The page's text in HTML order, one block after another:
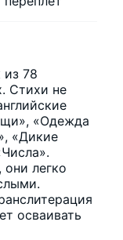
78
Стихи не
«Одежда
«Дикие
легко
осваивать